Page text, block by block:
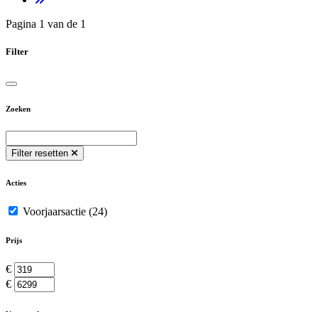
Pagina 1 van de 1
Filter
Zoeken
Filter resetten
Acties
Voorjaarsactie (24)
Prijs
€
€